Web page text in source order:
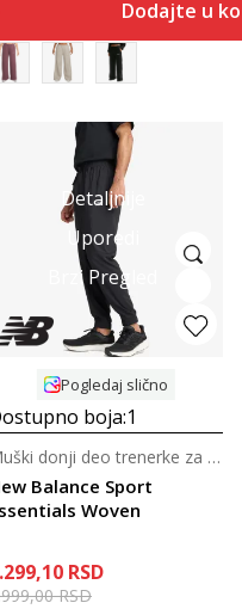
Dodajte u
Detaljnije
Uporedi
Brzi Pregled
Pogledaj slično
boja:1
Balance Sport
Woven
Muški donji deo trenerke za trening
RSD
RSD